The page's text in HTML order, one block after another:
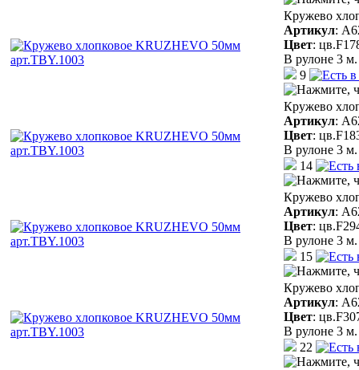
Кружево
Артикул:
Цвет:
В рулоне 3 м.
9
Кружево
Артикул:
Цвет:
В рулоне 3 м.
14
Кружево
Артикул:
Цвет:
В рулоне 3 м.
15
Кружево
Артикул:
Цвет:
В рулоне 3 м.
22